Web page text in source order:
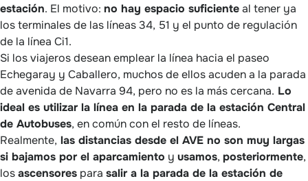
estación. El motivo: no hay espacio suficienteal tener ya
los terminales de las líneas 34, 51 y el punto de regulación
de la línea Ci1.
Si los viajeros desean emplear la línea hacia el paseo
Echegaray y Caballero, muchos de ellos acuden a la parada
de avenida de Navarra 94, pero no es la más cercana. Lo
ideal es utilizar la línea en la parada de la estación Central
de Autobuses, en común con el resto de líneas.
Realmente, las distancias desde el AVE no son muy largas
si bajamos por el aparcamiento y usamos, posteriormente,
losascensores para salir a la parada de la estación de